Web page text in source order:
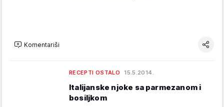
Komentariši
RECEPTI OSTALO 15.5.2014.
Italijanske njoke sa parmezanom i
bosiljkom